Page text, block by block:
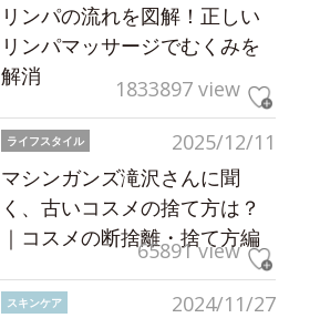
リンパの流れを図解！正しい
リンパマッサージでむくみを
解消
1833897 view
2025/12/11
ライフスタイル
マシンガンズ滝沢さんに聞
く、古いコスメの捨て方は？
｜コスメの断捨離・捨て方編
65891 view
2024/11/27
スキンケア